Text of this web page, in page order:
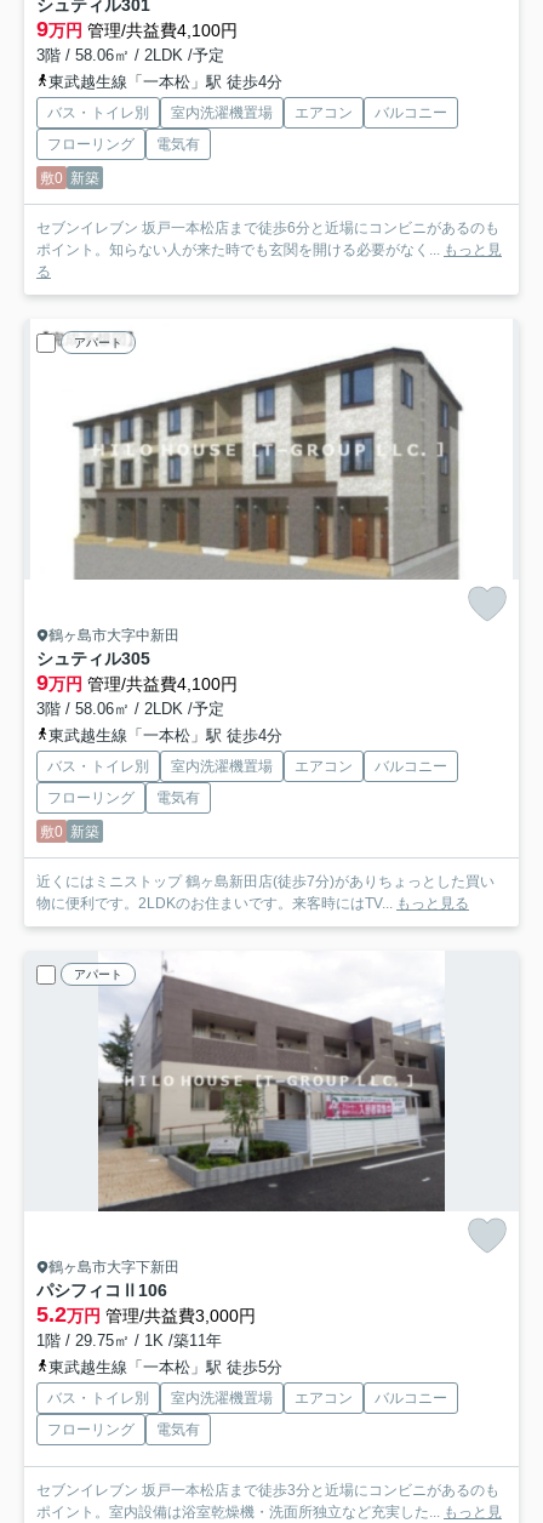
シュティル301
9万円 管理/共益費4,100円
3階 / 58.06㎡ / 2LDK /予定
東武越生線「一本松」駅 徒歩4分
バス・トイレ別 室内洗濯機置場 エアコン
バルコニー
フローリング
電気有
敷0 新築
セブンイレブン 坂戸一本松店まで徒歩6分と近場にコンビニがあるのも
ポイント。知らない人が来た時でも玄関を開ける必要がなく... もっと見
る
アパート
鶴ヶ島市大字中新田
シュティル305
9万円 管理/共益費4,100円
3階 / 58.06㎡ / 2LDK /予定
東武越生線「一本松」駅 徒歩4分
バス・トイレ別 室内洗濯機置場 エアコン
バルコニー
フローリング
電気有
敷0 新築
近くにはミニストップ 鶴ヶ島新田店(徒歩7分)がありちょっとした買い
物に便利です。2LDKのお住まいです。来客時にはTV... もっと見る
アパート
鶴ヶ島市大字下新田
パシフィコⅡ 106
5.2万円 管理/共益費3,000円
1階 / 29.75㎡ / 1K /築11年
東武越生線「一本松」駅 徒歩5分
バス・トイレ別 室内洗濯機置場 エアコン
バルコニー
フローリング
電気有
セブンイレブン 坂戸一本松店まで徒歩3分と近場にコンビニがあるのも
ポイント。室内設備は浴室乾燥機・洗面所独立など充実した... もっと見